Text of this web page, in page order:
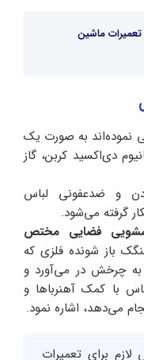
تعمیرات ماشین
نموده‌اند به صورت یک
دی‌اکسید کربن، گاز
و ضدعفونی لباس
گرفته می‌شود.
فضایی مختص
باز شونده فلزی که
به چرخش در می‌آورد و
با کمک آهنرباها و
می‌دهد، اشاره نمود.
برای تعمیرات